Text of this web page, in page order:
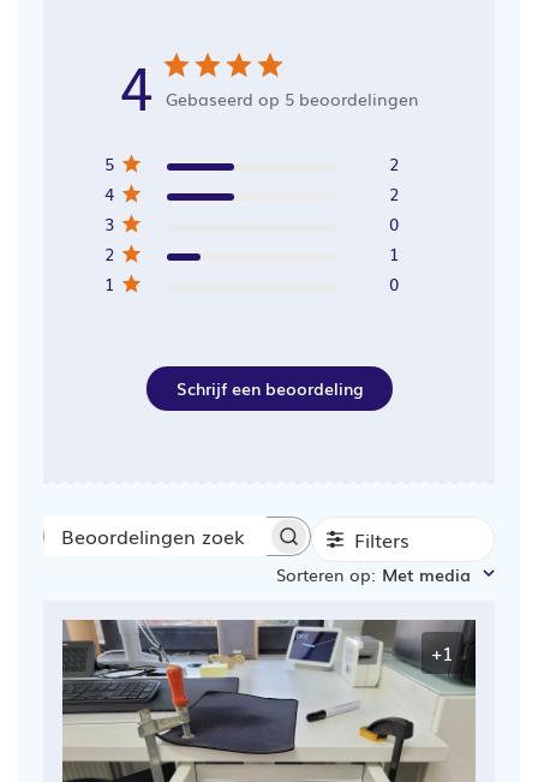
4 Gebaseerd op 5 beoordelingen
5
2
4
2
3
0
2
1
1
0
Schrijf een beoordeling
Beoordelingen
Filters
Sorteren op: Met media
+1